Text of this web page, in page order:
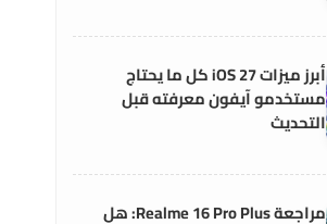
أبرز ميزات iOS 27 كل ما يحتاج
مستخدمو آيفون معرفته قبل
التحديث
مراجعة Realme 16 Pro Plus: هل